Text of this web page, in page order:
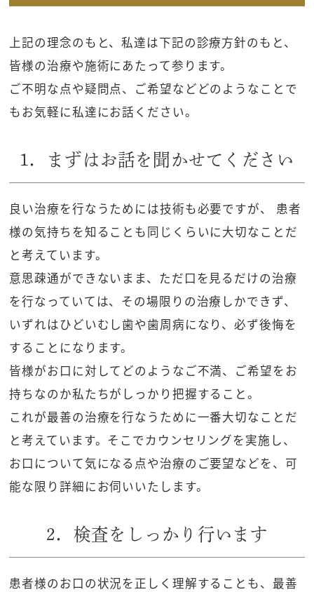
上記の理念のもと、私達は下記の診療方針のもと、
皆様の治療や施術にあたって参ります。
ご不明な点や疑問点、ご希望などどのようなことで
もお気軽に私達にお話ください。
1．まずはお話を聞かせてください
良い治療を行なうためには技術も必要ですが、 患者
様の気持ちを知ることも同じくらいに大切なことだ
と考えています。
意思疎通ができないまま、ただ口を見るだけの治療
を行なっていては、その場限りの治療しかできず、
いずれはひどいむし歯や歯周病になり、必ず後悔を
することになります。
皆様がお口に対してどのようなご不満、ご希望をお
持ちなのか私たちがしっかり把握すること。
これが最善の治療を行なうために一番大切なことだ
と考えています。そこでカウンセリングを実施し、
お口について気になる点や治療のご要望などを、可
能な限り詳細にお伺いいたします。
2．検査をしっかり行います
患者様のお口の状況を正しく理解することも、最善